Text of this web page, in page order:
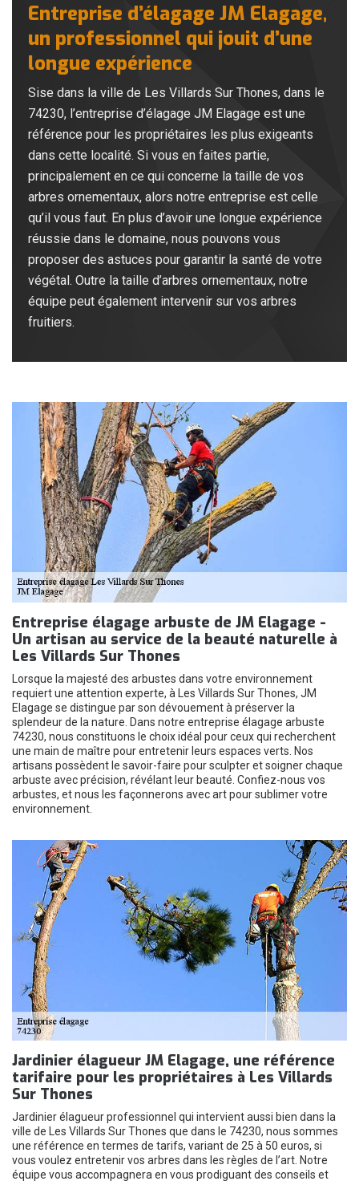
Entreprise d’élagage JM Elagage,
un professionnel qui jouit d’une
longue expérience
Sise dans la ville de Les Villards Sur Thones, dans le
74230, l’entreprise d’élagage JM Elagage est une
référence pour les propriétaires les plus exigeants
dans cette localité. Si vous en faites partie,
principalement en ce qui concerne la taille de vos
arbres ornementaux, alors notre entreprise est celle
qu’il vous faut. En plus d’avoir une longue expérience
réussie dans le domaine, nous pouvons vous
proposer des astuces pour garantir la santé de votre
végétal. Outre la taille d’arbres ornementaux, notre
équipe peut également intervenir sur vos arbres
fruitiers.
Entreprise élagage arbuste de JM Elagage -
Un artisan au service de la beauté naturelle à
Les Villards Sur Thones
Lorsque la majesté des arbustes dans votre environnement
requiert une attention experte, à Les Villards Sur Thones, JM
Elagage se distingue par son dévouement à préserver la
splendeur de la nature. Dans notre entreprise élagage arbuste
74230, nous constituons le choix idéal pour ceux qui recherchent
une main de maître pour entretenir leurs espaces verts. Nos
artisans possèdent le savoir-faire pour sculpter et soigner chaque
arbuste avec précision, révélant leur beauté. Confiez-nous vos
arbustes, et nous les façonnerons avec art pour sublimer votre
environnement.
Jardinier élagueur JM Elagage, une référence
tarifaire pour les propriétaires à Les Villards
Sur Thones
Jardinier élagueur professionnel qui intervient aussi bien dans la
ville de Les Villards Sur Thones que dans le 74230, nous sommes
une référence en termes de tarifs, variant de 25 à 50 euros, si
vous voulez entretenir vos arbres dans les règles de l’art. Notre
équipe vous accompagnera en vous prodiguant des conseils et